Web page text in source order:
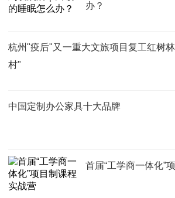
办？
杭州"疫后"又一重大文旅项目复工红树
村"
中国定制办公家具十大品牌
首届“工学商一体化”